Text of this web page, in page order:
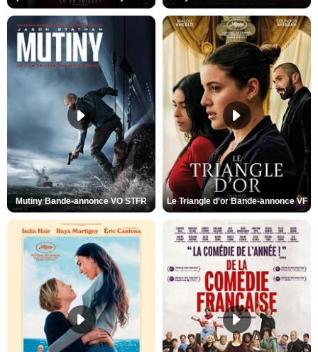
Mutiny Bande-annonce VO STFR Le Triangle d'or Bande-annonce VF